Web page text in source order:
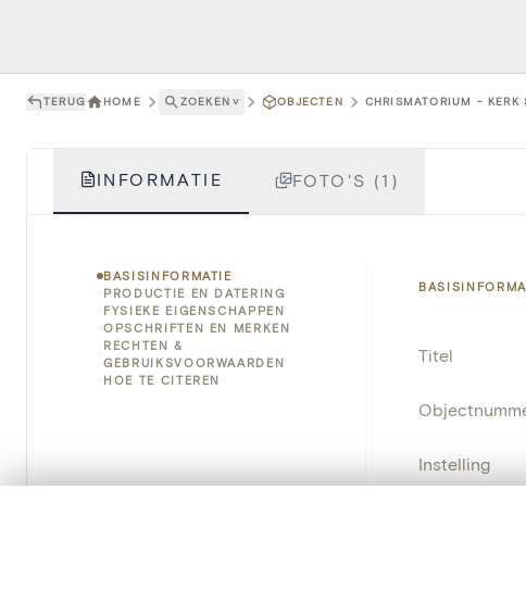
TERUG HOME ZOEKEN ˅ OBJECTEN CHRISMATORIUM -
INFORMATIE FOTO'S (1)
BASISINFORMATIE
PRODUCTIE EN DATERING
FYSIEKE EIGENSCHAPPEN
OPSCHRIFTEN EN MERKEN
RECHTEN &
GEBRUIKSVOORWAARDEN
HOE TE CITEREN
Titel
Instelling